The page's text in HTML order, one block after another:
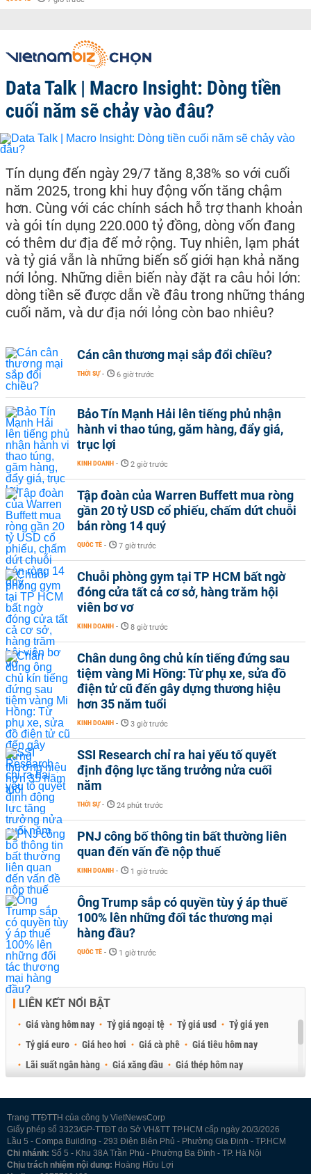
Data Talk | Macro Insight: Dòng tiền
cuối năm sẽ chảy vào đâu?
Tín dụng đến ngày 29/7 tăng 8,38% so với cuối
năm 2025, trong khi huy động vốn tăng chậm
hơn. Cùng với các chính sách hỗ trợ thanh khoản
và gói tín dụng 220.000 tỷ đồng, dòng vốn đang
có thêm dư địa để mở rộng. Tuy nhiên, lạm phát
và tỷ giá vẫn là những biến số giới hạn khả năng
nới lỏng. Những diễn biến này đặt ra câu hỏi lớn:
dòng tiền sẽ được dẫn về đâu trong những tháng
cuối năm, và dư địa nới lỏng còn bao nhiêu?
Cán cân thương mại sắp đổi chiều?
THỜI SỰ - 6 giờ trước
Bảo Tín Mạnh Hải lên tiếng phủ nhận
hành vi thao túng, găm hàng, đẩy giá,
trục lợi
KINH DOANH - 2 giờ trước
Tập đoàn của Warren Buffett mua ròng
gần 20 tỷ USD cổ phiếu, chấm dứt chuỗi
bán ròng 14 quý
QUỐC TẾ - 7 giờ trước
Chuỗi phòng gym tại TP HCM bất ngờ
đóng cửa tất cả cơ sở, hàng trăm hội
viên bơ vơ
KINH DOANH - 8 giờ trước
Chân dung ông chủ kín tiếng đứng sau
tiệm vàng Mi Hồng: Từ phụ xe, sửa đồ
điện tử cũ đến gây dựng thương hiệu
hơn 35 năm tuổi
KINH DOANH - 3 giờ trước
SSI Research chỉ ra hai yếu tố quyết
định động lực tăng trưởng nửa cuối
năm
THỜI SỰ - 24 phút trước
PNJ công bố thông tin bất thường liên
quan đến vấn đề nộp thuế
KINH DOANH - 1 giờ trước
Ông Trump sắp có quyền tùy ý áp thuế
100% lên những đối tác thương mại
hàng đầu?
QUỐC TẾ - 1 giờ trước
LIÊN KẾT NỔI BẬT
Giá vàng hôm nay Tỷ giá ngoại tệ Tỷ giá usd
Tỷ giá yen
Tỷ giá euro
Giá heo hơi Giá cà phê
Giá tiêu hôm nay
Lãi suất ngân hàng
Giá xăng dầu
Giá thép hôm nay
Trang TTĐTTH của công ty VietNewsCorp
Giấy phép số 3323/GP-TTĐT do Sở VH&TT TP.HCM cấp ngày 20/3/2026
Lầu 5 - Compa Building - 293 Điện Biên Phủ - Phường Gia Định - TP.HCM
Chi nhánh: Số 5 - Khu 38A Trần Phú - Phường Ba Đình - TP. Hà Nội
Chịu trách nhiệm nội dung: Hoàng Hữu Lợi